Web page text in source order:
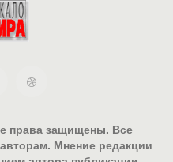
права защищены. Все
Мнение редакции